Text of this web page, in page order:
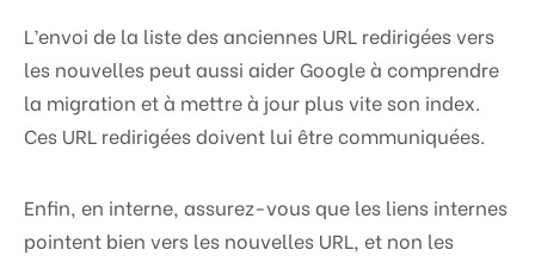
L’envoi de la liste des anciennes URL redirigées vers
les nouvelles peut aussi aider Google à comprendre
la migration et à mettre à jour plus vite son index.
Ces URL redirigées doivent lui être communiquées.
Enfin, en interne, assurez-vous que les liens internes
pointent bien vers les nouvelles URL, et non les